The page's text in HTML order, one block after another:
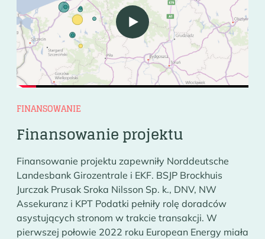
FINANSOWANIE
Finansowanie projektu
Finansowanie projektu zapewniły Norddeutsche
Landesbank Girozentrale i EKF. BSJP Brockhuis
Jurczak Prusak Sroka Nilsson Sp. k., DNV, NW
Assekuranz i KPT Podatki pełniły rolę doradców
asystujących stronom w trakcie transakcji. W
pierwszej połowie 2022 roku European Energy miała
Play